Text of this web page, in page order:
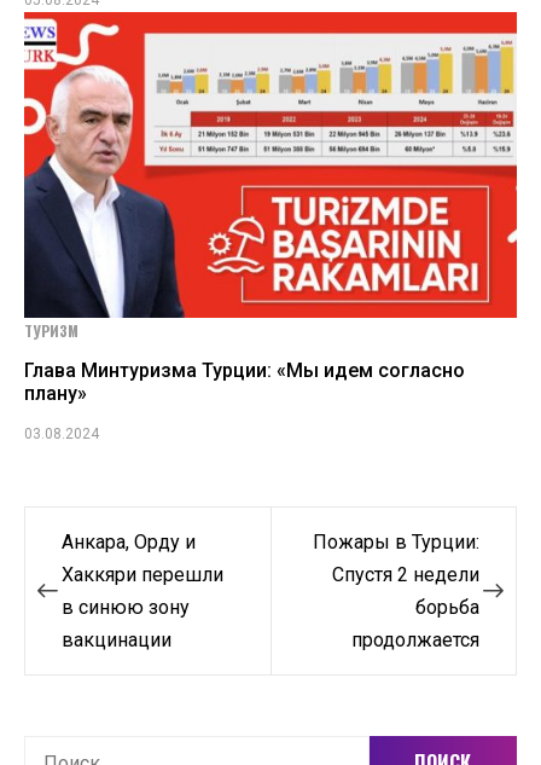
ТУРИЗМ
Глава Минтуризма Турции: «Мы идем согласно
плану»
03.08.2024
Навигация
по
записям
Анкара, Орду и
Хаккяри перешли
в синюю зону
вакцинации
Пожары в Турции:
Спустя 2 недели
борьба
продолжается
Найти: